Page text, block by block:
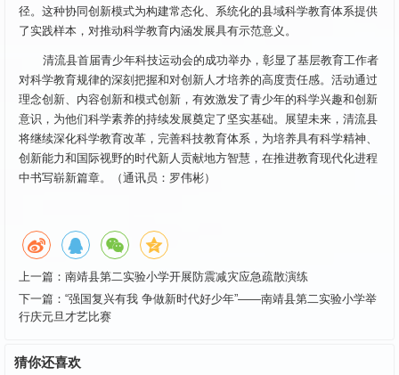
径。这种协同创新模式为构建常态化、系统化的县域科学教育体系提供
了实践样本，对推动科学教育内涵发展具有示范意义。
清流县首届青少年科技运动会的成功举办，彰显了基层教育工作者
对科学教育规律的深刻把握和对创新人才培养的高度责任感。活动通过
理念创新、内容创新和模式创新，有效激发了青少年的科学兴趣和创新
意识，为他们科学素养的持续发展奠定了坚实基础。展望未来，清流县
将继续深化科学教育改革，完善科技教育体系，为培养具有科学精神、
创新能力和国际视野的时代新人贡献地方智慧，在推进教育现代化进程
中书写崭新篇章。（通讯员：罗伟彬）
上一篇： 南靖县第二实验小学开展防震减灾应急疏散演练
下一篇： “强国复兴有我 争做新时代好少年”——南靖县第二实验小学举
行庆元旦才艺比赛
猜你还喜欢